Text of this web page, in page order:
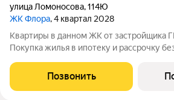
улица Ломоносова,114Ю
ЖК Флора, 4 квартал 2028
Квартиры в данном ЖК от застройщика
Покупка жилья в ипотеку и рассрочку
обращайтесь в отдел продаж
Позвонить